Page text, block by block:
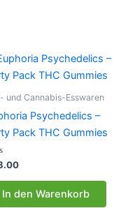
und Cannabis-Esswaren
Psychedelics –
Pack THC Gummies
In den Warenkorb